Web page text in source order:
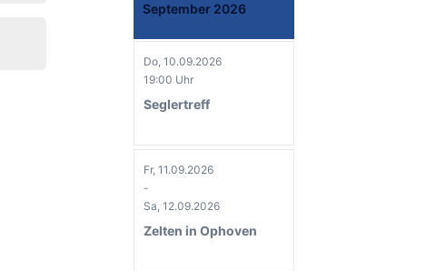
September 2026
Do, 10.09.2026
19:00 Uhr
Seglertreff
Fr, 11.09.2026
-
Sa, 12.09.2026
Zelten in Ophoven